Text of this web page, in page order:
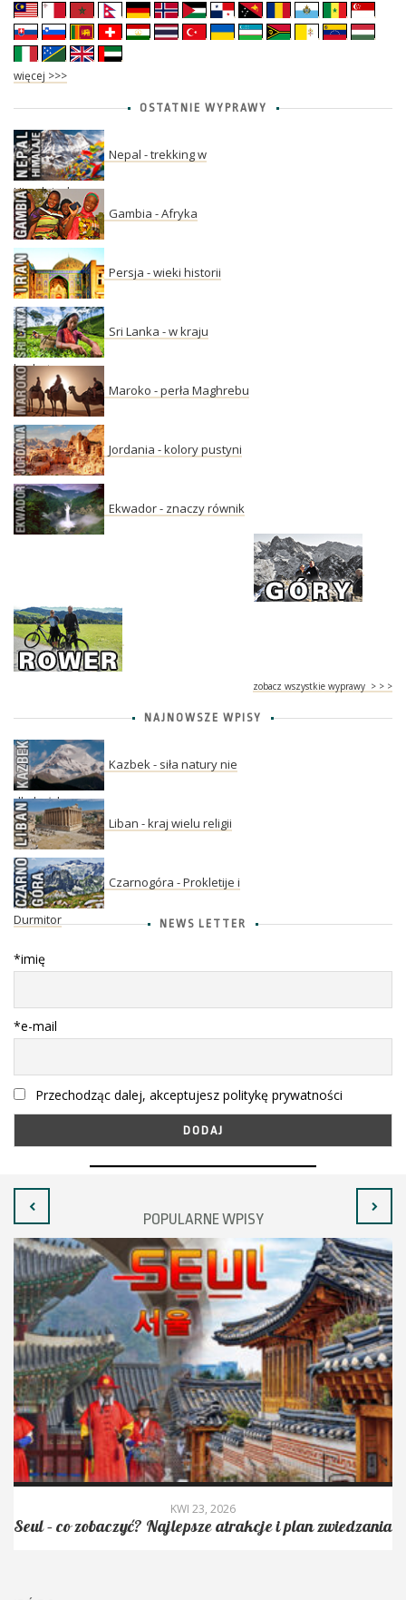
więcej >>>
OSTATNIE WYPRAWY
Nepal - trekking w
Himalajach
Gambia - Afryka
Persja - wieki historii
Sri Lanka - w kraju
herbaty
Maroko - perła Maghrebu
Jordania - kolory pustyni
Ekwador - znaczy równik
zobacz wszystkie wyprawy > > >
NAJNOWSZE WPISY
Kazbek - siła natury nie
dla każdego
Liban - kraj wielu religii
Czarnogóra - Prokletije i
Durmitor NEWS LETTER
*imię
*e-mail
Przechodząc dalej, akceptujesz politykę prywatności
POPULARNE WPISY
KWI 23, 2026
Seul – co zobaczyć? Najlepsze atrakcje i plan zwiedzania